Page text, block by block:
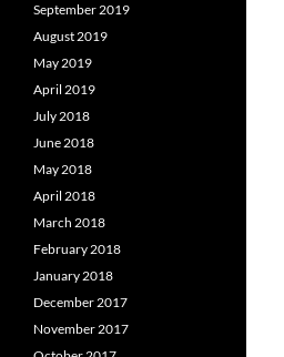
September 2019
August 2019
May 2019
April 2019
July 2018
June 2018
May 2018
April 2018
March 2018
February 2018
January 2018
December 2017
November 2017